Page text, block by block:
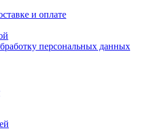
и оплате
персональных данных